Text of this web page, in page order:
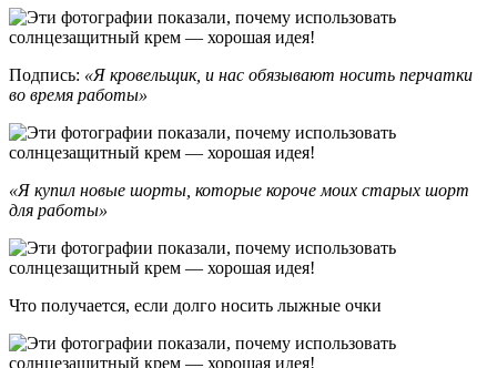
Подпись: «Я кровельщик, и нас обязывают носить перчатки
во время работы»
«Я купил новые шорты, которые короче моих старых шорт
для работы»
Что получается, если долго носить лыжные очки